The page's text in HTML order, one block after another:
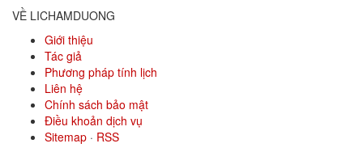
VỀ LICHAMDUONG
Giới thiệu
Tác giả
Phương pháp tính lịch
Liên hệ
Chính sách bảo mật
Điều khoản dịch vụ
Sitemap · RSS